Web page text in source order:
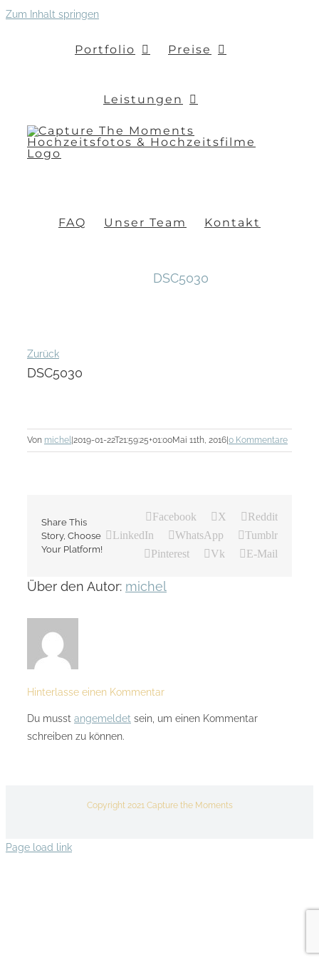
Zum Inhalt springen
Portfolio Preise
Leistungen
FAQ Unser Team Kontakt
DSC5030
Zurück
DSC5030
Von michel |2019-01-22T21:59:25+01:00Mai 11th, 2016|0 Kommentare
Share This
Story, Choose
Your Platform!
Facebook X
Reddit
LinkedIn
WhatsApp
Tumblr
Pinterest
Vk E-Mail
Über den Autor: michel
Hinterlasse einen Kommentar
Du musst angemeldet sein, um einen Kommentar
schreiben zu können.
Copyright 2021 Capture the Moments
Page load link